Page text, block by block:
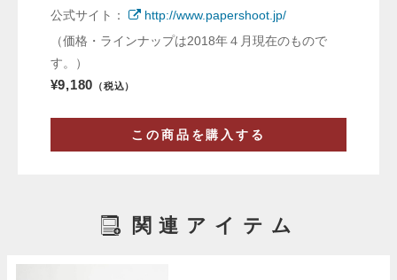
公式サイト：
http://www.papershoot.jp/
（価格・ラインナップは2018年４月現在のもので
す。）
¥9,180 （税込）
この商品を購入する
関連アイテム